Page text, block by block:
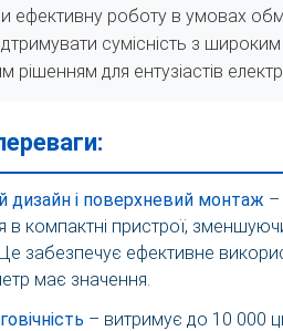
ефективну роботу в умовах
сумісність з
рішенням для ентузіастів
дизайн і поверхневий монтаж
в компактні пристрої,
забезпечує ефективне
має значення.
– витримує до 10 000